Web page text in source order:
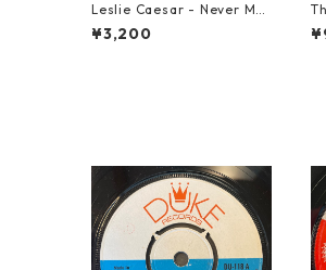
Leslie Caesar - Never Met
A Woman【12-50067】
¥3,200